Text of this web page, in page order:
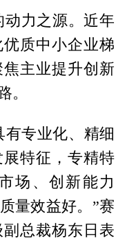
力之源。近年
质中小企业梯
主业提升创新
。
有专业化、精细
特征，专精特
场、创新能力
量效益好。”赛
总裁杨东日表